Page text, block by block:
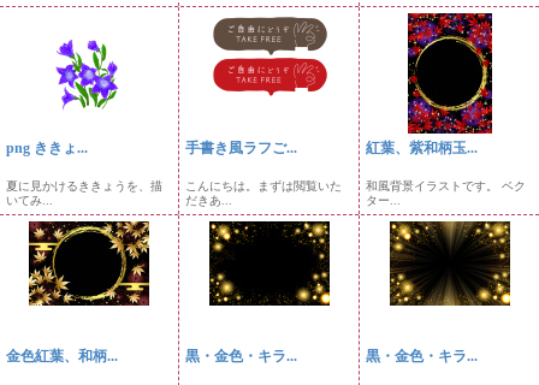
png ききょ...
夏に見かけるききょうを、描
いてみ...
手書き風ラフご...
こんにちは。まずは閲覧いた
だきあ...
紅葉、紫和柄玉...
和風背景イラストです。 ベク
ター...
金色紅葉、和柄... 黒・金色・キラ... 黒・金色・キラ...